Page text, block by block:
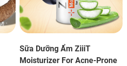
Sữa Dưỡng Ẩm ZiiiT
Moisturizer For Acne-Prone